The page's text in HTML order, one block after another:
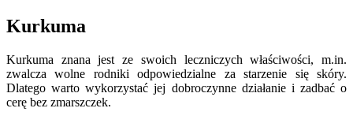
Kurkuma
Kurkuma znana jest ze swoich leczniczych właściwości, m.in.
zwalcza wolne rodniki odpowiedzialne za starzenie się skóry.
Dlatego warto wykorzystać jej dobroczynne działanie i zadbać o
cerę bez zmarszczek.